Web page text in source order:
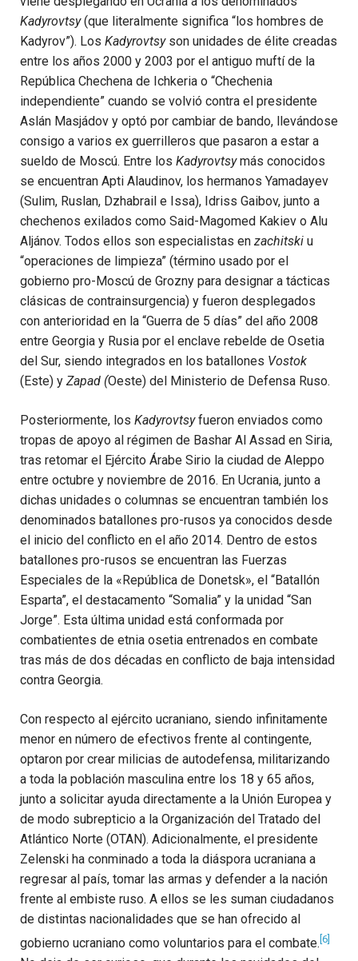
Kadyrovtsy(que literalmente significa “los hombres de
Kadyrov”). Los Kadyrovtsyson unidades de élite creadas
entre los años 2000 y 2003 por el antiguo muftí de la
República Chechena de Ichkeria o “Chechenia
independiente” cuando se volvió contra el presidente
Aslán Masjádov y optó por cambiar de bando, llevándose
consigo a varios ex guerrilleros que pasaron a estar a
sueldo de Moscú. Entre los Kadyrovtsymás conocidos
se encuentran Apti Alaudinov, los hermanos Yamadayev
(Sulim, Ruslan, Dzhabrail e Issa), Idriss Gaibov, junto a
chechenos exilados como Said-Magomed Kakiev o Alu
Aljánov. Todos ellos son especialistas en zachitski u
“operaciones de limpieza” (término usado por el
gobierno pro-Moscú de Grozny para designar a tácticas
clásicas de contrainsurgencia) y fueron desplegados
con anterioridad en la “Guerra de 5 días” del año 2008
entre Georgia y Rusia por el enclave rebelde de Osetia
del Sur, siendo integrados en los batallones Vostok
(Este) y Zapad (Oeste) del Ministerio de Defensa Ruso.
Posteriormente, los Kadyrovtsyfueron enviados como
tropas de apoyo al régimen de Bashar Al Assad en Siria,
tras retomar el Ejército Árabe Sirio la ciudad de Aleppo
entre octubre y noviembre de 2016. En Ucrania, junto a
dichas unidades o columnas se encuentran también los
denominados batallones pro-rusos ya conocidos desde
el inicio del conflicto en el año 2014. Dentro de estos
batallones pro-rusos se encuentran las Fuerzas
Especiales de la «República de Donetsk», el “Batallón
Esparta”, el destacamento “Somalia” y la unidad “San
Jorge”. Esta última unidad está conformada por
combatientes de etnia osetia entrenados en combate
tras más de dos décadas en conflicto de baja intensidad
contra Georgia.
Con respecto al ejército ucraniano, siendo infinitamente
menor en número de efectivos frente al contingente,
optaron por crear milicias de autodefensa, militarizando
a toda la población masculina entre los 18 y 65 años,
junto a solicitar ayuda directamente a la Unión Europea y
de modo subrepticio a la Organización del Tratado del
Atlántico Norte (OTAN). Adicionalmente, el presidente
Zelenski ha conminado a toda la diáspora ucraniana a
regresar al país, tomar las armas y defender a la nación
frente al embiste ruso. A ellos se les suman ciudadanos
de distintas nacionalidades que se han ofrecido al
gobierno ucraniano como voluntarios para el combate. [6]